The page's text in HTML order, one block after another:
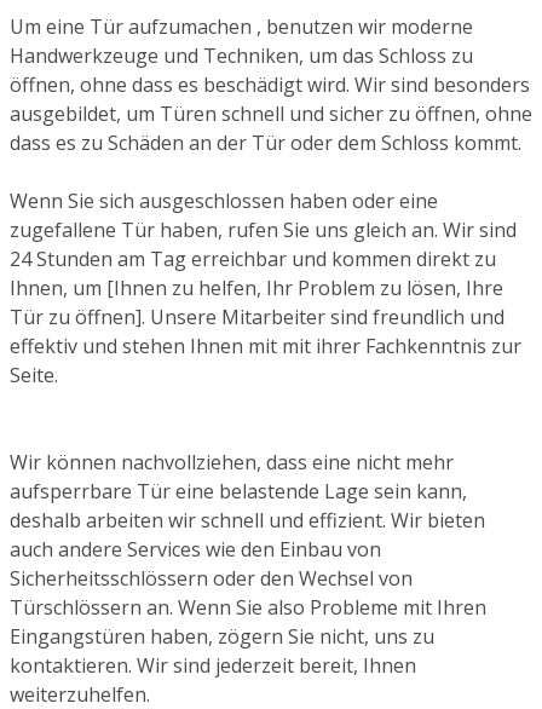
Um eine Tür aufzumachen , benutzen wir moderne
Handwerkzeuge und Techniken, um das Schloss zu
öffnen, ohne dass es beschädigt wird. Wir sind besonders
ausgebildet, um Türen schnell und sicher zu öffnen, ohne
dass es zu Schäden an der Tür oder dem Schloss kommt.
Wenn Sie sich ausgeschlossen haben oder eine
zugefallene Tür haben, rufen Sie uns gleich an. Wir sind
24 Stunden am Tag erreichbar und kommen direkt zu
Ihnen, um [Ihnen zu helfen, Ihr Problem zu lösen, Ihre
Tür zu öffnen]. Unsere Mitarbeiter sind freundlich und
effektiv und stehen Ihnen mit mit ihrer Fachkenntnis zur
Seite.
Wir können nachvollziehen, dass eine nicht mehr
aufsperrbare Tür eine belastende Lage sein kann,
deshalb arbeiten wir schnell und effizient. Wir bieten
auch andere Services wie den Einbau von
Sicherheitsschlössern oder den Wechsel von
Türschlössern an. Wenn Sie also Probleme mit Ihren
Eingangstüren haben, zögern Sie nicht, uns zu
kontaktieren. Wir sind jederzeit bereit, Ihnen
weiterzuhelfen.